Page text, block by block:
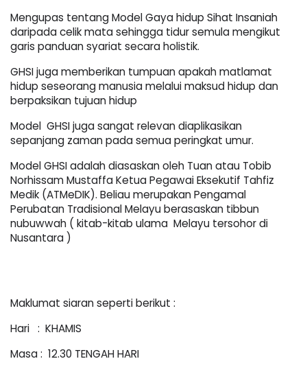
Mengupas tentang Model Gaya hidup Sihat Insaniah
daripada celik mata sehingga tidur semula mengikut
garis panduan syariat secara holistik.
GHSI juga memberikan tumpuan apakah matlamat
hidup seseorang manusia melalui maksud hidup dan
berpaksikan tujuan hidup
Model  GHSI juga sangat relevan diaplikasikan
sepanjang zaman pada semua peringkat umur.
Model GHSI adalah diasaskan oleh Tuan atau Tobib
Norhissam Mustaffa Ketua Pegawai Eksekutif Tahfiz
Medik (ATMeDIK). Beliau merupakan Pengamal
Perubatan Tradisional Melayu berasaskan tibbun
nubuwwah ( kitab-kitab ulama  Melayu tersohor di
Nusantara )
Maklumat siaran seperti berikut :
Hari   :  KHAMIS
Masa :  12.30 TENGAH HARI